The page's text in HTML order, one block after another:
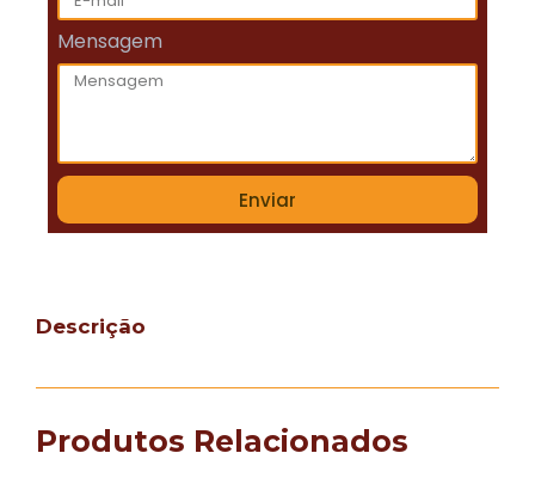
Mensagem
Enviar
Descrição
Produtos Relacionados